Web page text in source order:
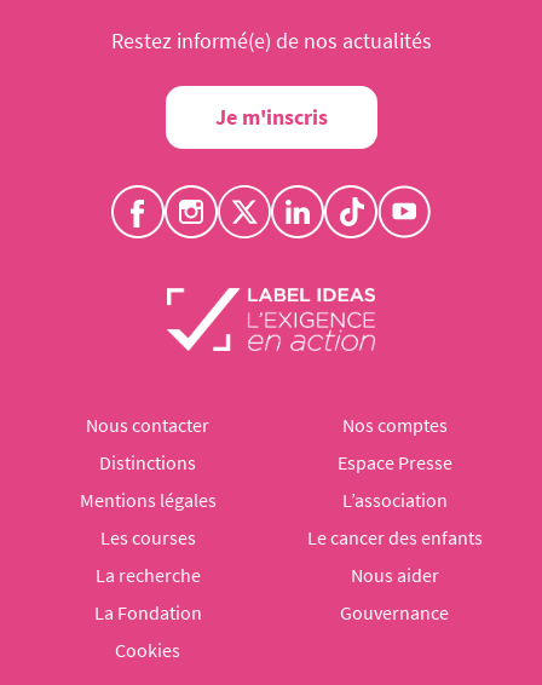
Restez informé(e) de nos actualités
Je m'inscris
Nous contacter
Nos comptes
Distinctions
Espace Presse
Mentions légales
L’association
Les courses
Le cancer des enfants
La recherche
Nous aider
La Fondation
Gouvernance
Cookies